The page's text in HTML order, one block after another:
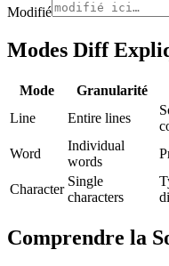
Modifié
Modes Diff
Mode Granularité
Line
Entire lines
Word
Individual
words
Character
Single
characters
Comprendre la